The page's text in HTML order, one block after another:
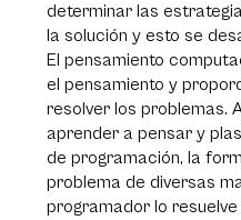
determinar las
la solución y esto se
El pensamiento
el pensamiento y
resolver los problemas.
aprender a pensar y
de programación, la
problema de diversas
programador lo